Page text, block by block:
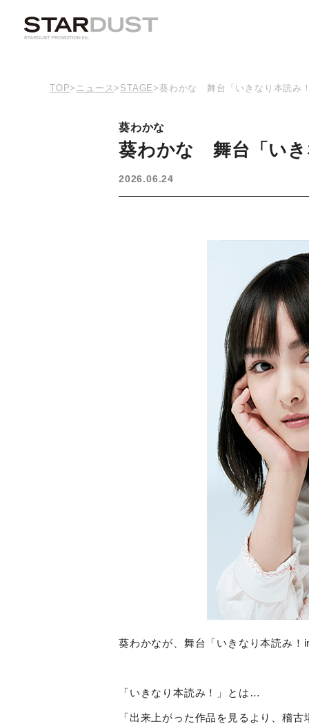
TOP> ニュース> STAGE>葵わかな 舞台「いきなり本読み
葵わかな
葵わかな 舞台「いき
2026.06.24
葵わかなが、舞台「いきなり本読み！
「いきなり本読み！」とは…
「出来上がった作品を見るより、稽